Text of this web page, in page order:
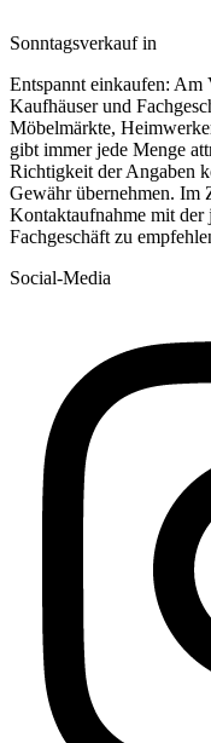
Sonntagsverkauf in
Entspannt einkaufen: Am
Kaufhäuser und
Möbelmärkte,
gibt immer jede Menge
Richtigkeit der Angaben
Gewähr übernehmen. Im
Kontaktaufnahme mit der
Fachgeschäft zu
Social-Media